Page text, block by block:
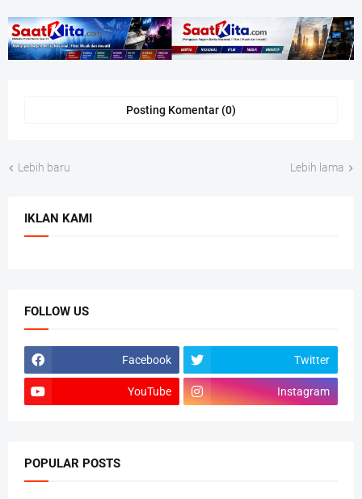
Posting Komentar (0)
Lebih baru Lebih lama
IKLAN KAMI
FOLLOW US
Facebook Twitter
YouTube Instagram
POPULAR POSTS